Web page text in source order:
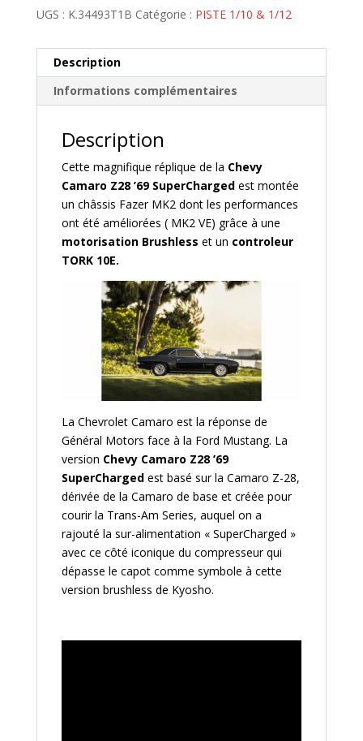
UGS : K.34493T1B Catégorie : PISTE 1/10 & 1/12
Description
Informations complémentaires
Description
Cette magnifique réplique de la Chevy
Camaro Z28 ’69 SuperChargedest montée
un châssis Fazer MK2 dont les performances
ont été améliorées ( MK2 VE) grâce à une
motorisation Brushless et un controleur
TORK 10E.
La Chevrolet Camaro est la réponse de
Général Motors face à la Ford Mustang. La
version Chevy Camaro Z28 ’69
SuperChargedest basé sur la Camaro Z-28,
dérivée de la Camaro de base et créée pour
courir la Trans-Am Series, auquel on a
rajouté la sur-alimentation « SuperCharged »
avec ce côté iconique du compresseur qui
dépasse le capot comme symbole à cette
version brushless de Kyosho.